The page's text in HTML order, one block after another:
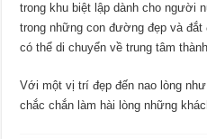
trong khu biệt lập dành cho người
trong những con đường đẹp và đắt
có thể di chuyển về trung tâm
Với một vị trí đẹp đến nao lòng
chắc chắn làm hài lòng những